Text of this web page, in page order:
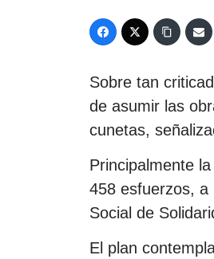
Sobre tan
de asumir las
cunetas,
Principalmente
458 esfuerzos, a
Social de
El plan